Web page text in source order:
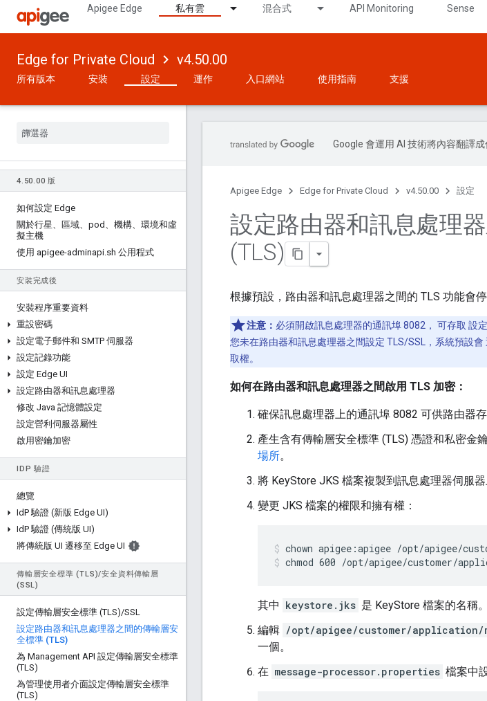
Apigee Edge 私有雲 混合式 API Monitoring Sense
Edge for Private Cloud v4.50.00
所有版本 安裝 設定 運作 入口網站 使用指南 支援
4. 50.00 版
如何設定 Edge
關於行星、區域、pod、機構、環境和虛
擬主機
使用 apigee-adminapi.sh 公用程式
安裝完成後
安裝程序重要資料
重設密碼
設定電子郵件和 SMTP 伺服器
設定記錄功能
設定 Edge UI
設定路由器和訊息處理器
修改 Java 記憶體設定
設定營利伺服器屬性
啟用密鑰加密
IDP 驗證
總覽
IdP 驗證 (新版 Edge UI)
IdP 驗證 (傳統版 UI)
將傳統版 UI 遷移至 Edge UI
傳輸層安全標準 (TLS)/安全資料傳輸層
(SSL)
設定傳輸層安全標準 (TLS)/SSL
設定路由器和訊息處理器之間的傳輸層安
全標準 (TLS)
為 Management API 設定傳輸層安全標準
(TLS)
為管理使用者介面設定傳輸層安全標準
(TLS)
Google 會運用 AI 技術將內容翻譯
Apigee Edge Edge for Private Cloud v4.50.00 設定
設定路由器和訊息處理
(TLS)
根據預設，路由器和訊息處理器之間的 TLS 功能會停
注意： 必須開啟訊息處理器的通訊埠 8082， 可存取 設
您未在路由器和訊息處理器之間設定 TLS/SSL，系統預設
取權。
如何在路由器和訊息處理器之間啟用 TLS 加密：
確保訊息處理器上的通訊埠 8082 可供路由器存
產生含有傳輸層安全標準 (TLS) 憑證和私密金
場所。
將 KeyStore JKS 檔案複製到訊息處理器伺服
變更 JKS 檔案的權限和擁有權：
chmod 600 /opt/apigee/customer/
其中 keystore.jks 是 KeyStore 檔案的名稱。
編輯 /opt/apigee/customer/application/
一個。
在 message-processor.properties 檔案中